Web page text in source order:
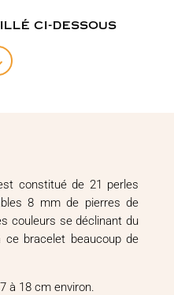
ci-dessous
constitué de 21 perles
8 mm de pierres de
couleurs se déclinant du
bracelet beaucoup de
à 18 cm environ.